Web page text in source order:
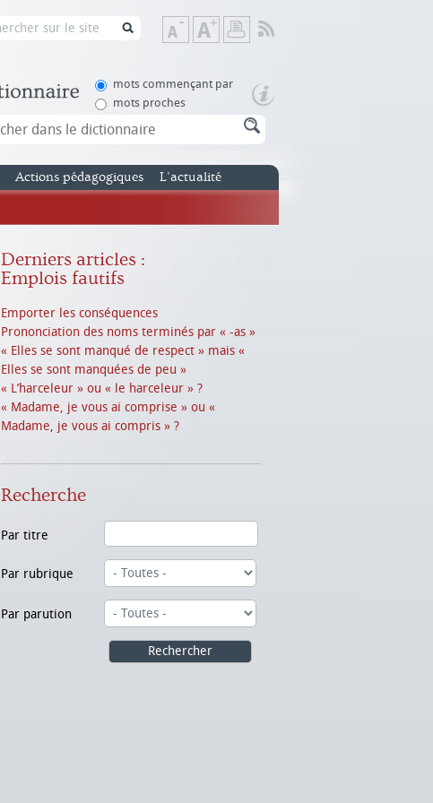
Diminuer
la
de
Augmenter
la
de
mots commençant par
mots proches
Actions pédagogiques L’actualité
Derniers articles :
Emplois fautifs
Emporter les conséquences
Prononciation des noms terminés par « -as »
« Elles se sont manqué de respect » mais «
Elles se sont manquées de peu »
« L’harceleur » ou « le harceleur » ?
« Madame, je vous ai comprise » ou «
Madame, je vous ai compris » ?
Recherche
Par titre
Par rubrique
Par parution